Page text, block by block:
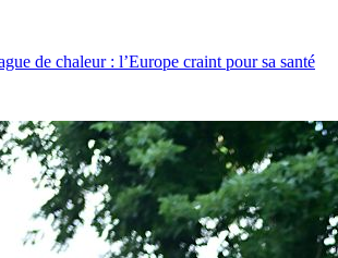
de chaleur : l’Europe craint pour sa santé